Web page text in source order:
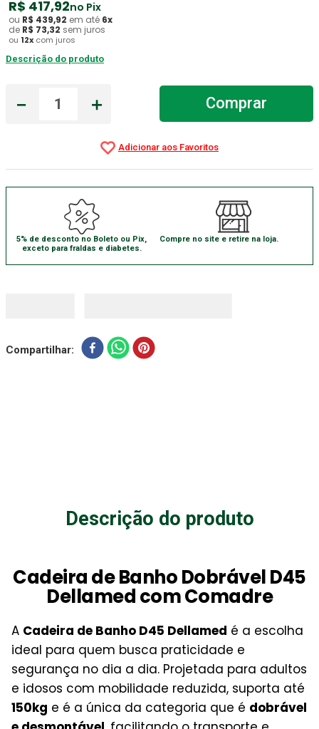
R$ 417,92no Pix
ou R$ 439,92 em até 6x
de R$ 73,32 sem juros
ou 12x com juros
Descrição do produto
＋
－ Comprar
5% de desconto no Boleto ou Pix,
exceto para fraldas e diabetes.
Compre no site e retire na loja.
Compartilhar
Descrição do produto
Cadeira de Banho Dobrável D45
Dellamed com Comadre
A Cadeira de Banho D45 Dellamed é a escolha
ideal para quem busca praticidade e
segurança no dia a dia. Projetada para adultos
e idosos com mobilidade reduzida, suporta até
150kg e é a única da categoria que é dobrável
7 º Absorvente Geriatrico
Gaze Esteril
Cadeira Banho